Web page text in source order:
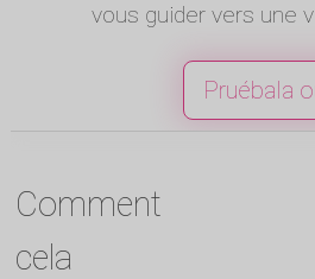
vous guider vers une
Pruébala
Comment
cela